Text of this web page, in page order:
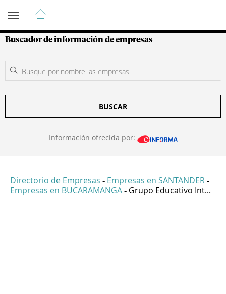
Guía de Empresas Colombianas
Buscador de información de empresas
BUSCAR
Información ofrecida por:
Directorio de Empresas - Empresas en SANTANDER -
Empresas en BUCARAMANGA - Grupo Educativo Int...